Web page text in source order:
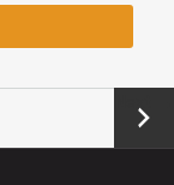
Next →